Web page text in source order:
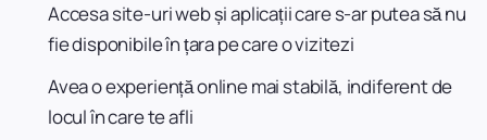
Accesa site-uri web și aplicații care s-ar putea să nu
fie disponibile în țara pe care o vizitezi
Avea o experiență online mai stabilă, indiferent de
locul în care te afli